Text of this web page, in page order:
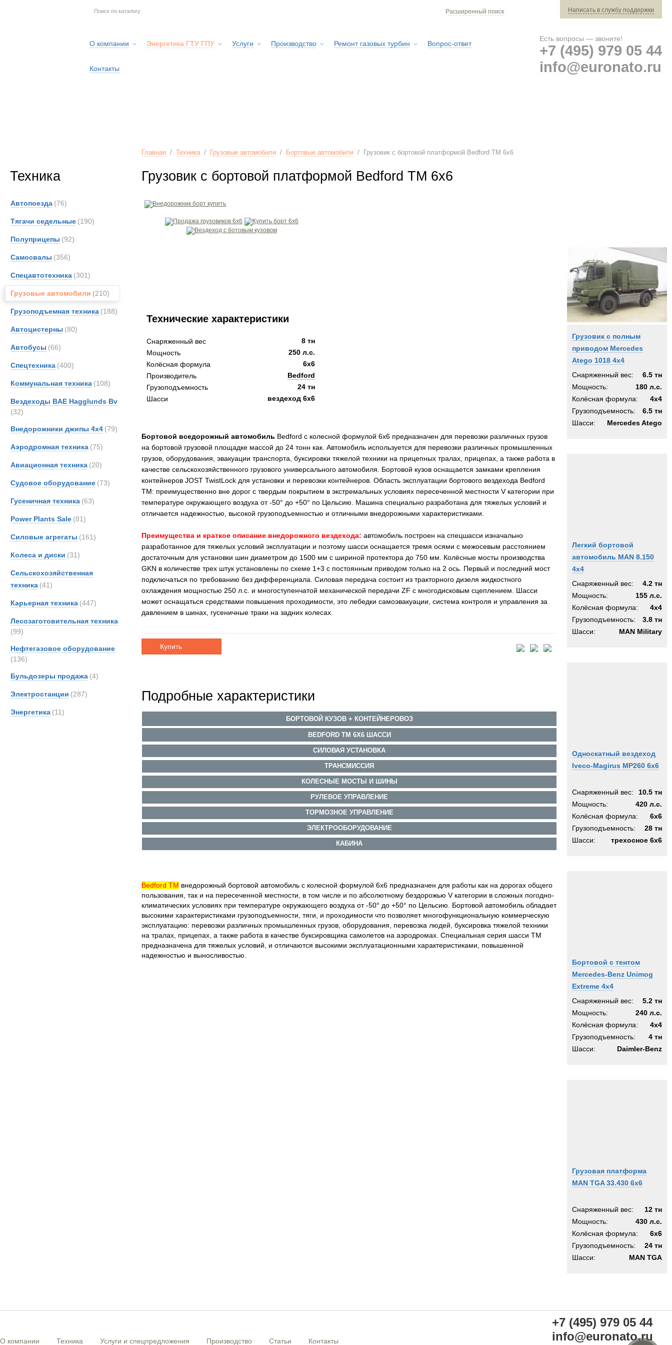
Расширенный поиск Написать в службу поддержки
О компании Энергетика ГТУ ГПУ Услуги Производство Ремонт газовых турбин Вопрос-ответ
Контакты
Есть вопросы — звоните!
+7 (495) 979 05 44
info@euronato.ru
Техника
Автопоезда (76)
Тягачи седельные (190)
Полуприцепы (92)
Самосвалы (356)
Спецавтотехника (301)
Грузовые автомобили (210)
Грузоподъемная техника (188)
Автоцистерны (80)
Автобусы (66)
Спецтехника (400)
Коммунальная техника (108)
Вездеходы BAE Hagglunds Bv
(32)
Внедорожники джипы 4х4 (79)
Аэродромная техника (75)
Авиационная техника (20)
Судовое оборудование (73)
Гусеничная техника (63)
Power Plants Sale (81)
Силовые агрегаты (161)
Колеса и диски (31)
Сельскохозяйственная
техника (41)
Карьерная техника (447)
Лесозаготовительная техника
(99)
Нефтегазовое оборудование
(136)
Бульдозеры продажа (4)
Электростанции (287)
Энергетика (11)
Главная / Техника/ Грузовые автомобили / Бортовые автомобили / Грузовик с бортовой платформой Bedford TM 6x6
Грузовик с бортовой платформой Bedford TM 6x6
Грузовик с полным
приводом Mercedes
Atego 1018 4x4
Снаряженный вес:
6.5 тн
Мощность:
180 л.с.
Колёсная формула:
4x4
Грузоподъемность:
6.5 тн
Шасси:
Mercedes Atego
Легкий бортовой
автомобиль MAN 8.150
4x4
Снаряженный вес:
4.2 тн
Мощность:
155 л.с.
Колёсная формула:
4x4
Грузоподъемность:
3.8 тн
Шасси:
MAN Military
Односкатный вездеход
Iveco-Magirus MP260 6х6
Снаряженный вес:
10.5 тн
Мощность:
420 л.с.
Колёсная формула:
6x6
Грузоподъемность:
28 тн
Шасси:
трехосное 6х6
Бортовой с тентом
Mercedes-Benz Unimog
Extreme 4x4
Снаряженный вес:
5.2 тн
Мощность:
240 л.с.
Колёсная формула:
4x4
Грузоподъемность:
4 тн
Шасси:
Daimler-Benz
Грузовая платформа
MAN TGA 33.430 6x6
Снаряженный вес:
12 тн
Мощность:
430 л.с.
Колёсная формула:
6x6
Грузоподъемность:
24 тн
Шасси:
MAN TGA
Технические характеристики
Снаряженный вес
8 тн
Мощность
250 л.с.
Колёсная формула
6x6
Производитель
Bedford
Грузоподъемность
24 тн
Шасси
вездеход 6х6
Бортовой вседорожный автомобиль Bedford с колесной формулой 6х6 предназначен для перевозки различных грузов
на бортовой грузовой площадке массой до 24 тонн как. Автомобиль используется для перевозки различных промышленных
грузов, оборудования, эвакуации транспорта, буксировки тяжелой техники на прицепных тралах, прицепах, а также работа в
качестве сельскохозяйственного грузового универсального автомобиля. Бортовой кузов оснащается замками крепления
контейнеров JOST TwistLock для установки и перевозки контейнеров. Область эксплуатации бортового вездехода Bedford
TM: преимущественно вне дорог с твердым покрытием в экстремальных условиях пересеченной местности V категории при
температуре окружающего воздуха от -50° до +50° по Цельсию. Машина специально разработана для тяжелых условий и
отличается надежностью, высокой грузоподъемностью и отличными внедорожными характеристиками.
Преимущества и краткое описание внедорожного вездехода: автомобиль построен на спецшасси изначально
разработанное для тяжелых условий эксплуатации и поэтому шасси оснащается тремя осями с межосевым расстоянием
достаточным для установки шин диаметром до 1500 мм с шириной протектора до 750 мм. Колёсные мосты производства
GKN в количестве трех штук установлены по схеме 1+3 с постоянным приводом только на 2 ось. Первый и последний мост
подключаться по требованию без дифференциала. Силовая передача состоит из тракторного дизеля жидкостного
охлаждения мощностью 250 л.с. и многоступенчатой механической передачи ZF с многодисковым сцеплением. Шасси
может оснащаться средствами повышения проходимости, это лебедки самоэвакуации, система контроля и управления за
давлением в шинах, гусеничные траки на задних колесах.
Купить
Подробные характеристики
БОРТОВОЙ КУЗОВ + КОНТЕЙНЕРОВОЗ
BEDFORD TM 6X6 ШАССИ
СИЛОВАЯ УСТАНОВКА
ТРАНСМИССИЯ
КОЛЕСНЫЕ МОСТЫ И ШИНЫ
РУЛЕВОЕ УПРАВЛЕНИЕ
ТОРМОЗНОЕ УПРАВЛЕНИЕ
ЭЛЕКТРООБОРУДОВАНИЕ
КАБИНА
Bedford TM внедорожный бортовой автомобиль с колесной формулой 6х6 предназначен для работы как на дорогах общего
пользования, так и на пересеченной местности, в том числе и по абсолютному бездорожью V категории в сложных погодно-
климатических условиях при температуре окружающего воздуха от -50° до +50° по Цельсию. Бортовой автомобиль обладает
высокими характеристиками грузоподъемности, тяги, и проходимости что позволяет многофункциональную коммерческую
эксплуатацию: перевозки различных промышленных грузов, оборудования, перевозка людей, буксировка тяжелой техники
на тралах, прицепах, а также работа в качестве буксировщика самолетов на аэродромах. Специальная серия шасси TM
предназначена для тяжелых условий, и отличаются высокими эксплуатационными характеристиками, повышенной
надежностью и выносливостью.
О компании Техника Услуги и спецпредложения Производство Статьи Контакты
+7 (495) 979 05 44
info@euronato.ru